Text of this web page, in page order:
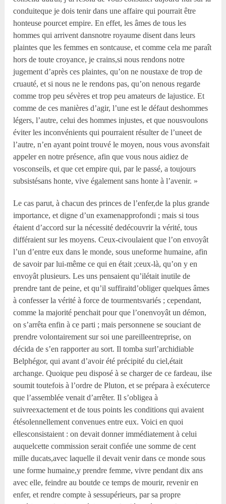
conduiteque je dois tenir dans une affaire qui pourrait être
honteuse pourcet empire. En effet, les âmes de tous les
hommes qui arrivent dansnotre royaume disent dans leurs
plaintes que les femmes en sontcause, et comme cela me paraît
hors de toute croyance, je crains,si nous rendons notre
jugement d’après ces plaintes, qu’on ne noustaxe de trop de
cruauté, et si nous ne le rendons pas, qu’on nenous regarde
comme trop peu sévères et trop peu amateurs de lajustice. Et
comme de ces manières d’agir, l’une est le défaut deshommes
légers, l’autre, celui des hommes injustes, et que nousvoulons
éviter les inconvénients qui pourraient résulter de l’uneet de
l’autre, n’en ayant point trouvé le moyen, nous vous avonsfait
appeler en notre présence, afin que vous nous aidiez de
vosconseils, et que cet empire qui, par le passé, a toujours
subsistésans honte, vive également sans honte à l’avenir. »
Le cas parut, à chacun des princes de l’enfer,de la plus grande
importance, et digne d’un examenapprofondi ; mais si tous
étaient d’accord sur la nécessité dedécouvrir la vérité, tous
différaient sur les moyens. Ceux-civoulaient que l’on envoyât
l’un d’entre eux dans le monde, sous uneforme humaine, afin
de savoir par lui-même ce qui en était ;ceux-là, qu’on y en
envoyât plusieurs. Les uns pensaient qu’ilétait inutile de
prendre tant de peine, et qu’il suffiraitd’obliger quelques âmes
à confesser la vérité à force de tourmentsvariés ; cependant,
comme la majorité penchait pour que l’onenvoyât un démon,
on s’arrêta enfin à ce parti ; mais personnene se souciant de
prendre volontairement sur soi une pareilleentreprise, on
décida de s’en rapporter au sort. Il tomba surl’archidiable
Belphégor, qui avant d’avoir été précipité du ciel,était
archange. Quoique peu disposé à se charger de ce fardeau, ilse
soumit toutefois à l’ordre de Pluton, et se prépara à exécuterce
que l’assemblée venait d’arrêter. Il s’obligea à
suivreexactement et de tous points les conditions qui avaient
étésolennellement convenues entre eux. Voici en quoi
ellesconsistaient : on devait donner immédiatement à celui
auquelcette commission serait confiée une somme de cent
mille ducats,avec laquelle il devait venir dans ce monde sous
une forme humaine,y prendre femme, vivre pendant dix ans
avec elle, feindre au boutde ce temps de mourir, revenir en
enfer, et rendre compte à sessupérieurs, par sa propre